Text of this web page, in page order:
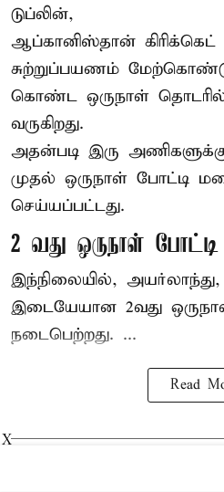
டுப்லின்,
ஆப்கானிஸ்தான் கிரிக்கெட்
சுற்றுப்பயணம்
கொண்ட ஒருநாள் தொடரில்
வருகிறது.
அதன்படி இரு
முதல் ஒருநாள் போட்டி
செய்யப்பட்டது.
2 வது ஒருநாள் போட்டி
இந்நிலையில்,
இடையேயான 2வது
நடைபெற்றது. ...
Read
X